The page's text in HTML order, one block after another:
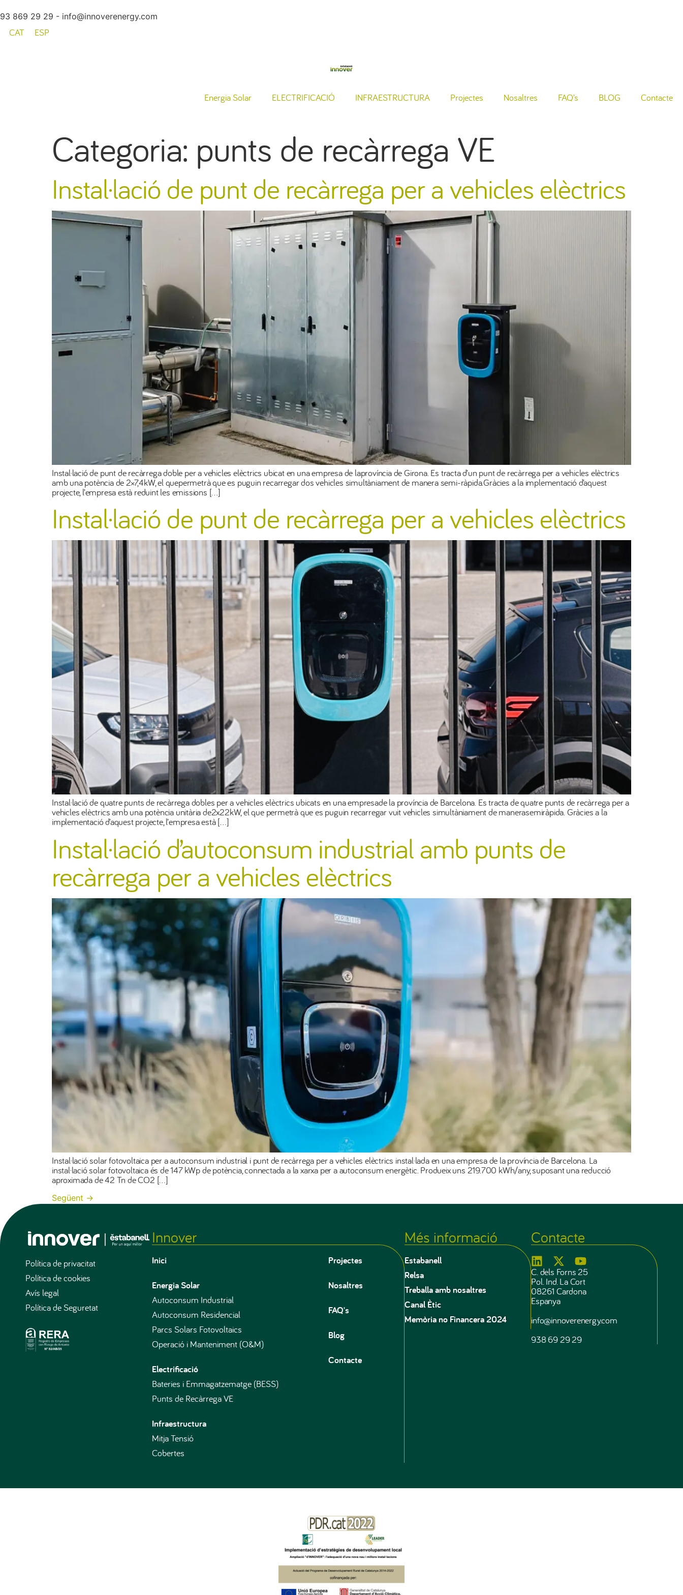
93 869 29 29 - info@innoverenergy.com
CAT ESP
Energia Solar ELECTRIFICACIÓ INFRAESTRUCTURA Projectes Nosaltres FAQ’s BLOG Contacte
Categoria: punts de recàrrega VE
Instal·lació de punt de recàrrega per a vehicles elèctrics
Instal·lació de punt de recàrrega doble per a vehicles elèctrics ubicat en una empresa de laprovíncia de Girona. Es tracta d’un punt de recàrrega per a vehicles elèctrics
amb una potència de 2×7,4kW, el quepermetrà que es puguin recarregar dos vehicles simultàniament de manera semi-ràpida.Gràcies a la implementació d’aquest
projecte, l’empresa està reduint les emissions […]
Instal·lació de punt de recàrrega per a vehicles elèctrics
Instal·lació de quatre punts de recàrrega dobles per a vehicles elèctrics ubicats en una empresade la província de Barcelona. Es tracta de quatre punts de recàrrega per a
vehicles elèctrics amb una potència unitària de2x22kW, el que permetrà que es puguin recarregar vuit vehicles simultàniament de manerasemiràpida. Gràcies a la
implementació d’aquest projecte, l’empresa està […]
Instal·lació d’autoconsum industrial amb punts de
recàrrega per a vehicles elèctrics
Instal·lació solar fotovoltaica per a autoconsum industrial i punt de recàrrega per a vehicles elèctrics instal·lada en una empresa de la província de Barcelona. La
instal·lació solar fotovoltaica és de 147 kWp de potència, connectada a la xarxa per a autoconsum energètic. Produeix uns 219.700 kWh/any, suposant una reducció
aproximada de 42 Tn de CO2 […]
Següent →
Política de privacitat
Política de cookies
Avís legal
Política de Seguretat
Innover
Inici
Energia Solar
Autoconsum Industrial
Autoconsum Residencial
Parcs Solars Fotovoltaics
Operació i Manteniment (O&M)
Electrificació
Bateries i Emmagatzematge (BESS)
Punts de Recàrrega VE
Infraestructura
Mitja Tensió
Cobertes
Projectes
Nosaltres
FAQ's
Blog
Contacte
Més informació
Estabanell
Relsa
Treballa amb nosaltres
Canal Ètic
Memòria no Financera 2024
Contacte
C. dels Forns 25
Pol. Ind. La Cort
08261 Cardona
Espanya
info@innoverenergy.com
938 69 29 29